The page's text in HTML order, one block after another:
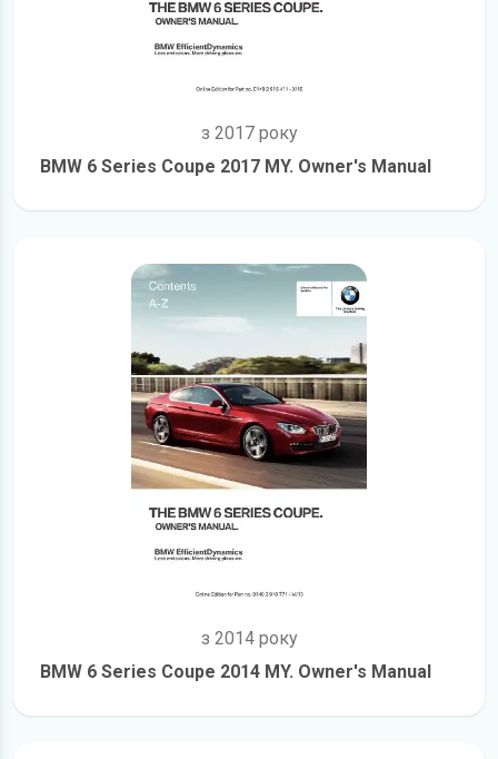
з 2017 року
BMW 6 Series Coupe 2017 MY. Owner's Manual
з 2014 року
BMW 6 Series Coupe 2014 MY. Owner's Manual